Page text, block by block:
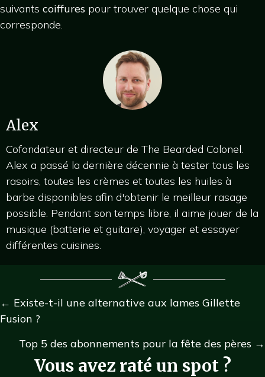
suivants coiffures pour trouver quelque chose qui
corresponde.
Alex
Cofondateur et directeur de The Bearded Colonel.
Alex a passé la dernière décennie à tester tous les
rasoirs, toutes les crèmes et toutes les huiles à
barbe disponibles afin d'obtenir le meilleur rasage
possible. Pendant son temps libre, il aime jouer de la
musique (batterie et guitare), voyager et essayer
différentes cuisines.
Navigation
postes
← Existe-t-il une alternative aux lames Gillette
Fusion ?
Top 5 des abonnements pour la fête des pères →
Vous avez raté un spot ?